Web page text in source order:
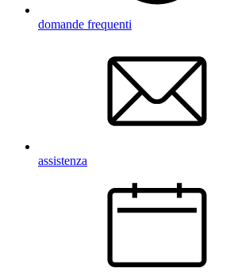
domande frequenti
assistenza